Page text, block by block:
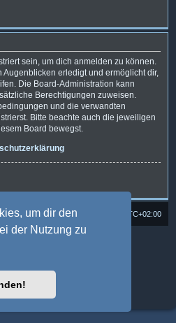
um dir den
der Nutzung zu
sein, um dich anmelden zu können.
erledigt und ermöglicht dir,
Die Board-Administration kann
Berechtigungen zuweisen.
und die verwandten
Bitte beachte auch die jeweiligen
Board bewegst.
Alle Zeiten sind UTC+02:00
Cookies löschen
durch
Authentication ©
|Nutzungsbedingungen